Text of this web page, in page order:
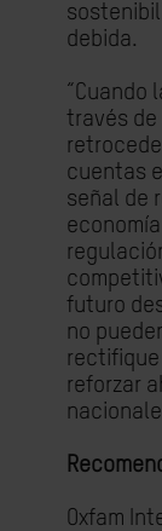
debida.
“Cuando
través de
cuentas
señal de
futuro
no
rectifique
reforzar
Oxfam